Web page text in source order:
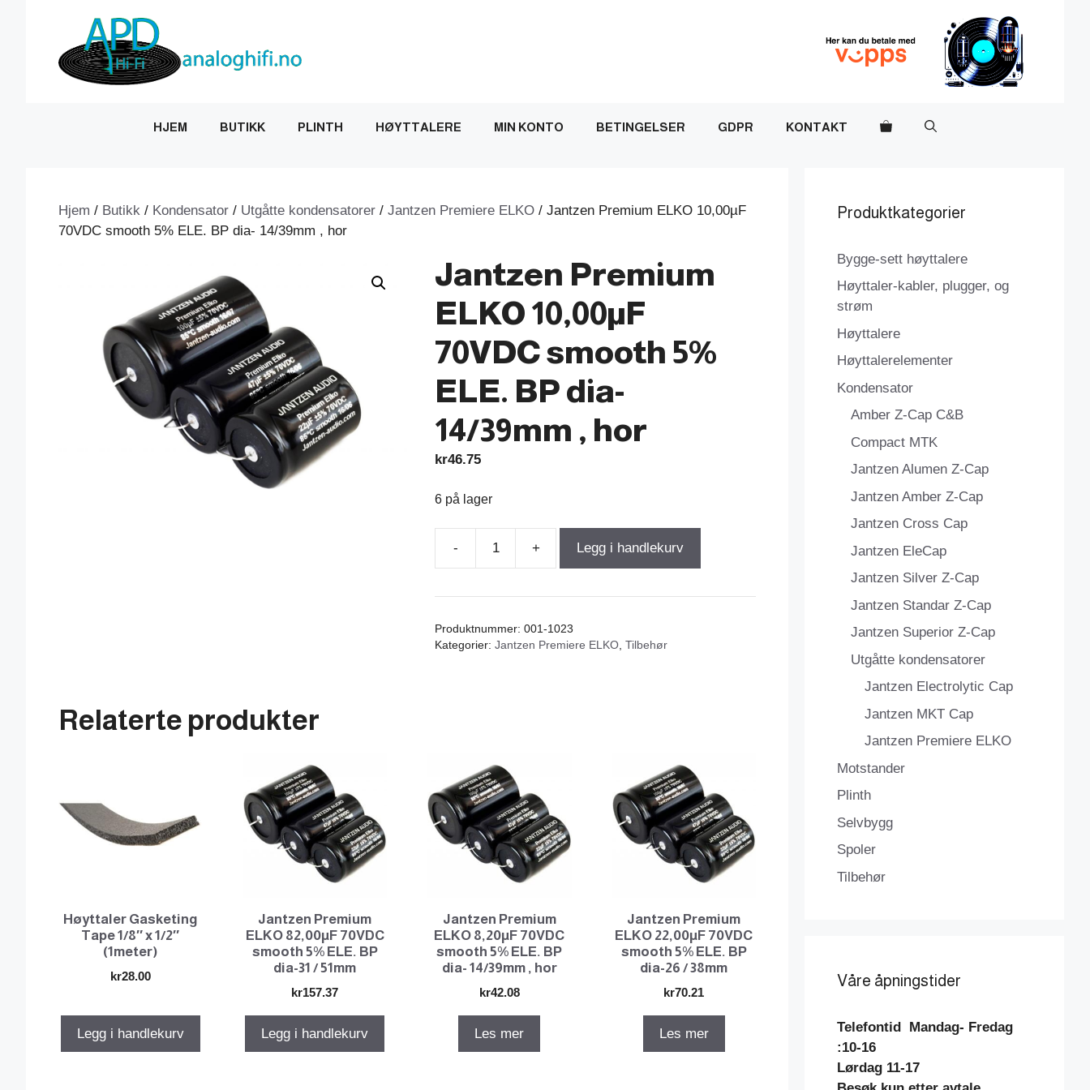
HJEM BUTIKK PLINTH HØYTTALERE MIN KONTO BETINGELSER GDPR KONTAKT
Hjem / Butikk / Kondensator / Utgåtte kondensatorer / Jantzen Premiere ELKO / Jantzen Premium ELKO 10,00µF
70VDC smooth 5% ELE. BP dia- 14/39mm , hor
Jantzen Premium
ELKO 10,00µF
70VDC smooth 5%
ELE. BP dia-
14/39mm , hor
kr46.75
6 på lager
-
ELKO
70VDC
hor
antall
+ Legg i handlekurv
Produktnummer:001-1023
Kategorier:Jantzen Premiere ELKO ,Tilbehør
Relaterte produkter
Høyttaler Gasketing
Tape 1/8″ x 1/2″
(1meter)
kr28.00
Legg i handlekurv
Jantzen Premium
ELKO 82,00µF 70VDC
smooth 5% ELE. BP
dia-31 / 51mm
kr157.37
Legg i handlekurv
Jantzen Premium
ELKO 8,20µF 70VDC
smooth 5% ELE. BP
dia- 14/39mm , hor
kr42.08
Les mer
Jantzen Premium
ELKO 22,00µF 70VDC
smooth 5% ELE. BP
dia-26 / 38mm
kr70.21
Les mer
Produktkategorier
Bygge-sett høyttalere
Høyttaler-kabler, plugger, og
strøm
Høyttalere
Høyttalerelementer
Kondensator
Amber Z-Cap C&B
Compact MTK
Jantzen Alumen Z-Cap
Jantzen Amber Z-Cap
Jantzen Cross Cap
Jantzen EleCap
Jantzen Silver Z-Cap
Jantzen Standar Z-Cap
Jantzen Superior Z-Cap
Utgåtte kondensatorer
Jantzen Electrolytic Cap
Jantzen MKT Cap
Jantzen Premiere ELKO
Motstander
Plinth
Selvbygg
Spoler
Tilbehør
Våre åpningstider
Telefontid Mandag- Fredag
:10-16
Lørdag 11-17